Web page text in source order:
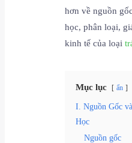
hơn về nguồn
học, phân loại,
kinh tế của loại
Mục lục ẩn
I. Nguồn Gốc
Học
Nguồn gốc